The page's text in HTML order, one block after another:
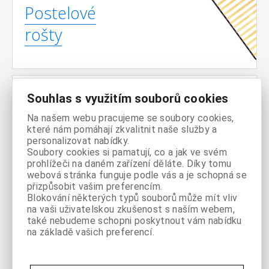
Postelové
rošty
Matrace
Noční
stolky
Souhlas s využitím souborů cookies
Na našem webu pracujeme se soubory cookies,
které nám pomáhají zkvalitnit naše služby a
personalizovat nabídky.
Soubory cookies si pamatují, co a jak ve svém
prohlížeči na daném zařízení děláte. Díky tomu
webová stránka funguje podle vás a je schopná se
přizpůsobit vašim preferencím.
Blokování některých typů souborů může mít vliv
na vaši uživatelskou zkušenost s naším webem,
také nebudeme schopni poskytnout vám nabídku
na základě vašich preferencí.